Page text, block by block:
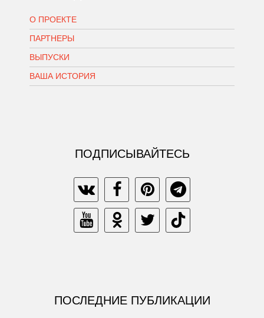
О ПРОЕКТЕ
ПАРТНЕРЫ
ВЫПУСКИ
ВАША ИСТОРИЯ
ПОДПИСЫВАЙТЕСЬ
ПОСЛЕДНИЕ ПУБЛИКАЦИИ